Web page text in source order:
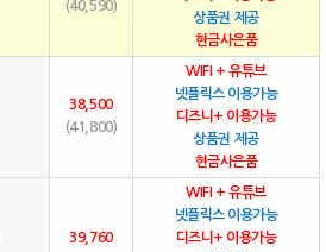
(40,590)
상품권 제공
현금사은품
38,500
(41,800)
WIFI + 유튜브
넷플릭스 이용가능
디즈니+ 이용가능
상품권 제공
현금사은품
39,760
WIFI + 유튜브
넷플릭스 이용가능
디즈니+ 이용가능